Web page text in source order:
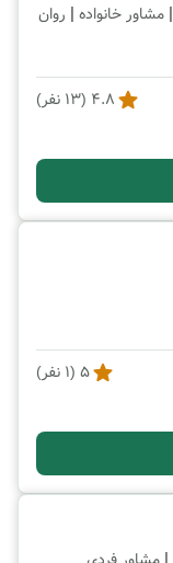
| مشاور خانواده | روان
4.8
(
13 نفر)
5
(
1 نفر)